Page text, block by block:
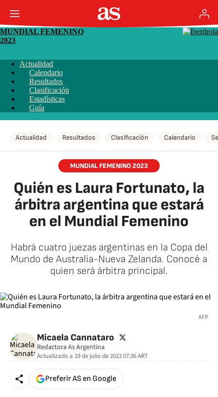
MUNDIAL FEMENINO
2023
Actualidad
Calendario
Resultados
Clasificación
Estadísticas
Guía
Actualidad Resultados Clasificación Calendario
MUNDIAL FEMENINO 2023
Quién es Laura Fortunato, la
árbitra argentina que estará
en el Mundial Femenino
Habrá cuatro juezas argentinas en la Copa del
Mundo de Australia-Nueva Zelanda. Conocé a
quien será árbitra principal.
AFP
Micaela Cannataro twitter
Redactora As Argentina
Actualizado a 19 de julio de 2023 07:36ART
Preferir AS en Google